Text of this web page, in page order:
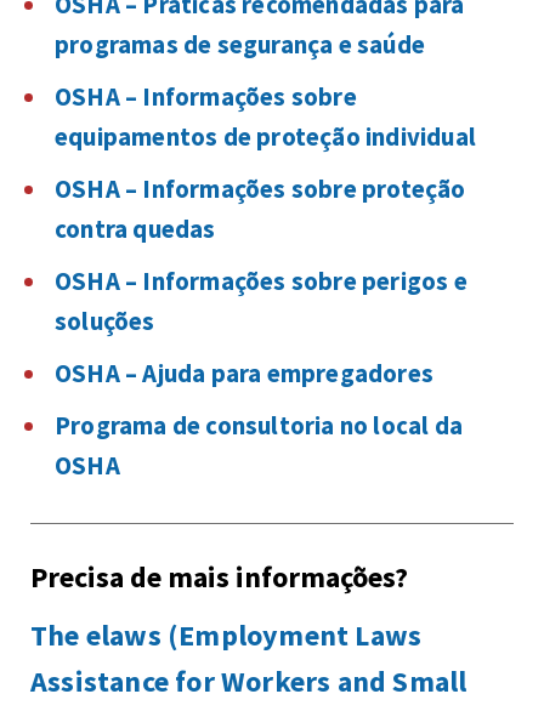
programas de segurança e saúde
OSHA – Informações sobre
equipamentos de proteção individual
OSHA – Informações sobre proteção
contra quedas
OSHA – Informações sobre perigos e
soluções
OSHA – Ajuda para empregadores
Programa de consultoria no local da
OSHA
Precisa de mais informações?
The elaws (Employment Laws
Assistance for Workers and Small